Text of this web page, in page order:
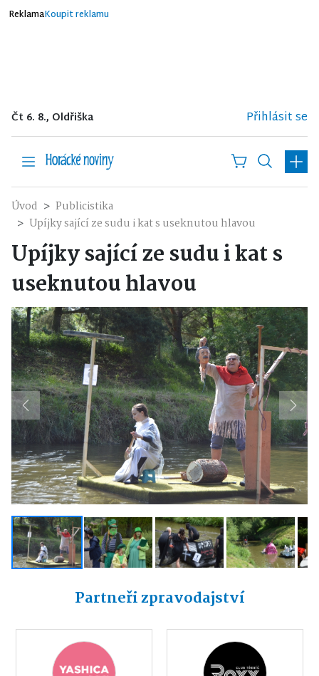
ReklamaKoupit reklamu
Čt 6. 8., Oldřiška Přihlásit se
Úvod
Publicistika
Upíjky sající ze sudu i kat s useknutou hlavou
Upíjky sající ze sudu i kat s
useknutou hlavou
Previous Next
Partneři zpravodajství